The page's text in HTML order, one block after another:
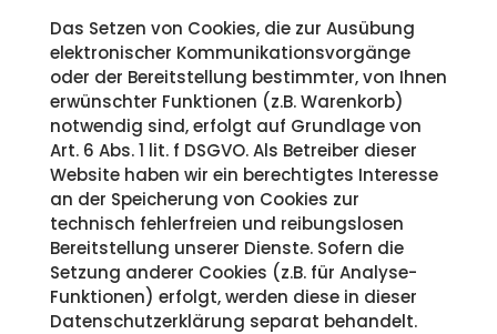
Das Setzen von Cookies, die zur Ausübung
elektronischer Kommunikationsvorgänge
oder der Bereitstellung bestimmter, von Ihnen
erwünschter Funktionen (z.B. Warenkorb)
notwendig sind, erfolgt auf Grundlage von
Art. 6 Abs. 1 lit. f DSGVO. Als Betreiber dieser
Website haben wir ein berechtigtes Interesse
an der Speicherung von Cookies zur
technisch fehlerfreien und reibungslosen
Bereitstellung unserer Dienste. Sofern die
Setzung anderer Cookies (z.B. für Analyse-
Funktionen) erfolgt, werden diese in dieser
Datenschutzerklärung separat behandelt.